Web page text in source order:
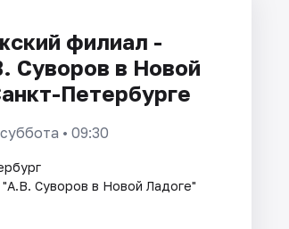
филиал -
Суворов в Новой
Петербурге
суббота • 09:30
Суворов в Новой Ладоге"